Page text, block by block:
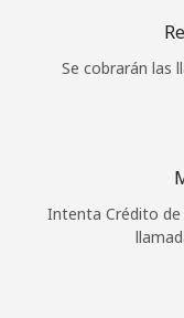
Se cobrarán las
Intenta Crédito de